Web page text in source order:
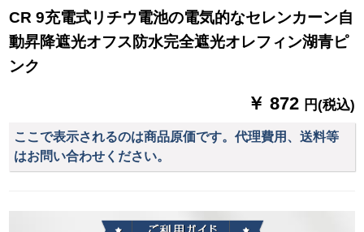
システムシステムシ
ステムシステムシス
テムシステムシステ
ムシステムの地中海
遮光ブロックブロッ
クプレートプレート
ートプレートプレー
カーリング特价クリ
ーンバー06既制カー
リング幅2.0 m*高2.7
CR 9充電式リチウ電池の電気的なセレンカーン自
動昇降遮光オフス防水完全遮光オレフィン湖青ピ
ンク
￥ 872 円(税込)
ここで表示されるのは商品原価です。代理費用、送料等
はお問い合わせください。